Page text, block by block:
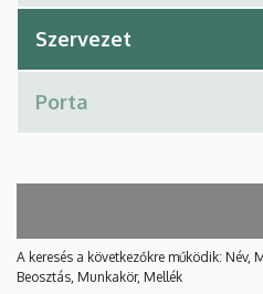
A keresés a következőkre működik: Név,
Beosztás, Munkakör, Mellék